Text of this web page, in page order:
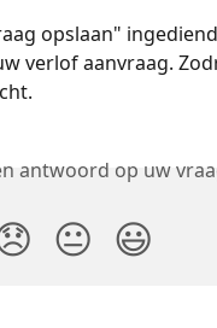
opslaan"
verlof aanvraag.
antwoord op uw
😐 😃